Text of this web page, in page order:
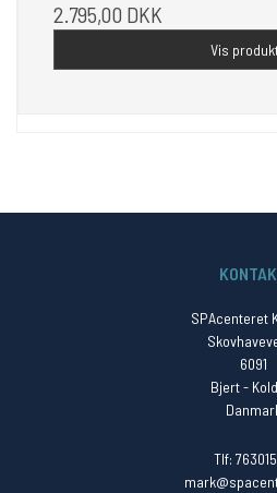
2.795,00 DKK
Vis
SPAcenteret
6091
Bjert -
Tlf: